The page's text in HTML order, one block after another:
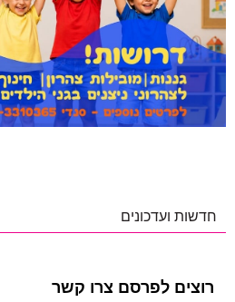
חדשות ועדכונים
רוצים לפרסם צרו קשר